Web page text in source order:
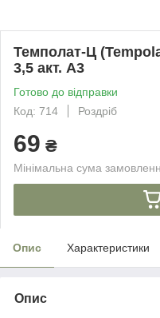
Темполат-Ц
3,5 акт. А3
Готово до відправки
Код: 714
Роздріб
69 ₴
Мінімальна сума
Опис Характеристики
Опис